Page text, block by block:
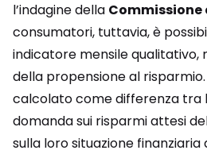
l’indagine della Commissione
consumatori, tuttavia, è
indicatore mensile qualitativo,
della propensione al risparmio.
calcolato come differenza tra
domanda sui risparmi attesi
sulla loro situazione finanziaria